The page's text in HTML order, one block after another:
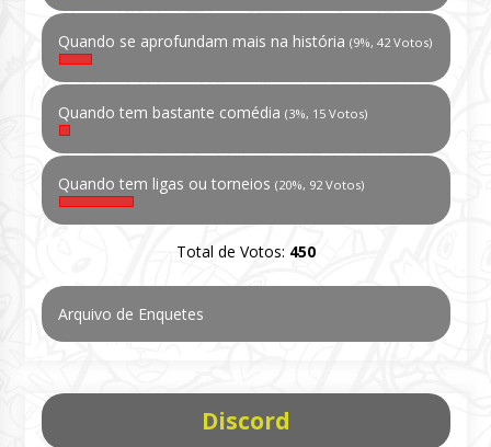
Quando se aprofundam mais na história (9%, 42 Votos)
Quando tem bastante comédia (3%, 15 Votos)
Quando tem ligas ou torneios (20%, 92 Votos)
Total de Votos: 450
Arquivo de Enquetes
Discord